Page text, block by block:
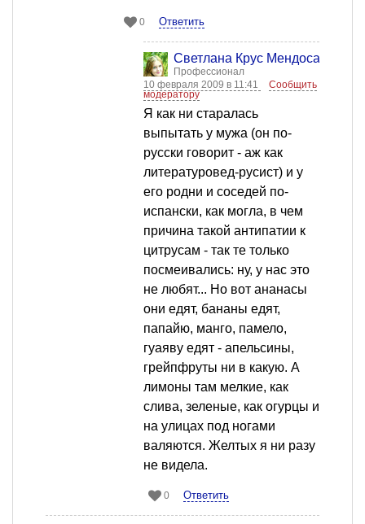
0 Ответить
Светлана Крус Мендоса
Профессионал
10 февраля 2009 в 11:41
Сообщить
модератору
Я как ни старалась
выпытать у мужа (он по-
русски говорит - аж как
литературовед-русист) и у
его родни и соседей по-
испански, как могла, в чем
причина такой антипатии к
цитрусам - так те только
посмеивались: ну, у нас это
не любят... Но вот ананасы
они едят, бананы едят,
папайю, манго, памело,
гуаяву едят - апельсины,
грейпфруты ни в какую. А
лимоны там мелкие, как
слива, зеленые, как огурцы и
на улицах под ногами
валяются. Желтых я ни разу
не видела.
0 Ответить